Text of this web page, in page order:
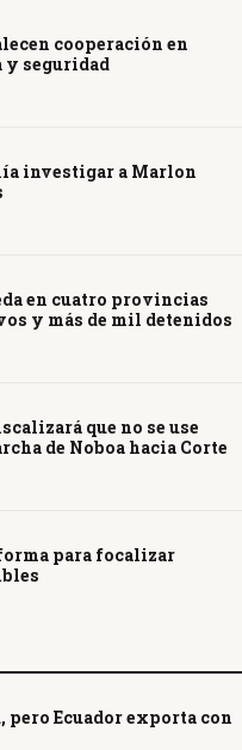
cooperación en
y seguridad
investigar a Marlon
en cuatro provincias
y más de mil detenidos
que no se use
de Noboa hacia Corte
para focalizar
pero Ecuador exporta con